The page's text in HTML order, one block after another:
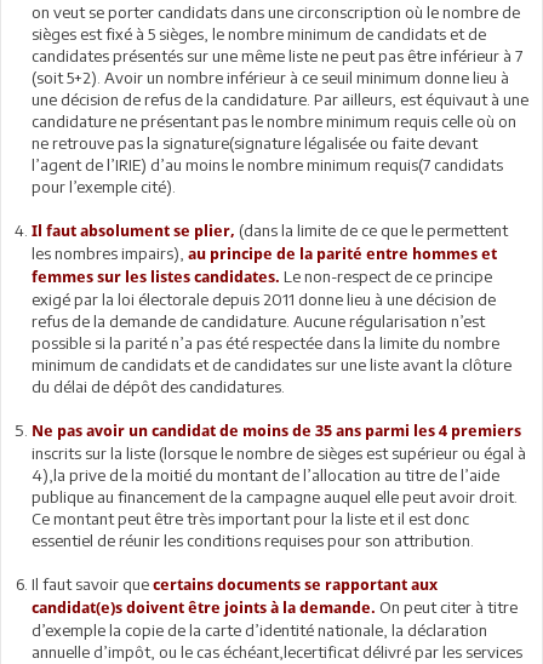
on veut se porter candidats dans une circonscription où le nombre de
sièges est fixé à 5 sièges, le nombre minimum de candidats et de
candidates présentés sur une même liste ne peut pas être inférieur à 7
(soit 5+2). Avoir un nombre inférieur à ce seuil minimum donne lieu à
une décision de refus de la candidature. Par ailleurs, est équivaut à une
candidature ne présentant pas le nombre minimum requis celle où on
ne retrouve pas la signature(signature légalisée ou faite devant
l’agent de l’IRIE) d’au moins le nombre minimum requis(7 candidats
pour l’exemple cité).
Il faut absolument se plier, (dans la limite de ce que le permettent
les nombres impairs), au principe de la parité entre hommes et
femmes sur les listes candidates. Le non-respect de ce principe
exigé par la loi électorale depuis 2011 donne lieu à une décision de
refus de la demande de candidature. Aucune régularisation n’est
possible si la parité n’a pas été respectée dans la limite du nombre
minimum de candidats et de candidates sur une liste avant la clôture
du délai de dépôt des candidatures.
Ne pas avoir un candidat de moins de 35 ans parmi les 4 premiers
inscrits sur la liste (lorsque le nombre de sièges est supérieur ou égal à
4),la prive de la moitié du montant de l’allocation au titre de l’aide
publique au financement de la campagne auquel elle peut avoir droit.
Ce montant peut être très important pour la liste et il est donc
essentiel de réunir les conditions requises pour son attribution.
Il faut savoir que certains documents se rapportant aux
candidat(e)s doivent être joints à la demande. On peut citer à titre
d’exemple la copie de la carte d’identité nationale, la déclaration
annuelle d’impôt, ou le cas échéant,lecertificat délivré par les services